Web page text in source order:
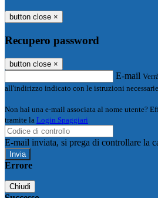
button close ×
Recupero password
button close ×
E-mail
all'indirizzo indicato con le istruzioni
Non hai una e-mail associata al nome utente?
tramite la Login Spaggiari
E-mail inviata, si prega di controllare la
Errore
Chiudi